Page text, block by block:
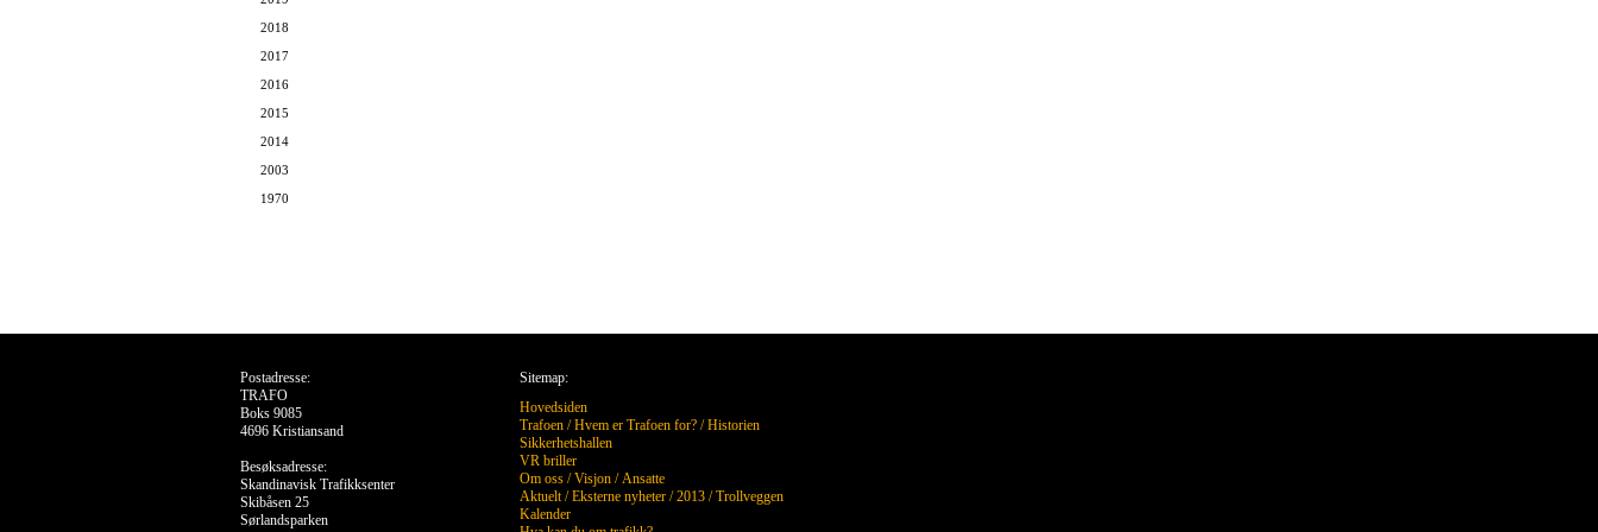
2018
2017
2016
2015
2014
2003
1970
Postadresse:
TRAFO
Boks 9085
4696 Kristiansand
Besøksadresse:
Skandinavisk Trafikksenter
Skibåsen 25
Sørlandsparken
Sitemap:
Hovedsiden
Trafoen /Hvem er Trafoen for? /Historien
Sikkerhetshallen
VR briller
Om oss /Visjon /Ansatte
Aktuelt/Eksterne nyheter /2013 /Trollveggen
Kalender